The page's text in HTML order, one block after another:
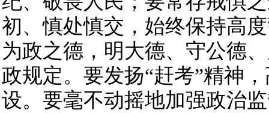
初、慎处慎交，始终保持高
为政之德，明大德、守公德
政规定。要发扬“赶考”精神
设。要毫不动摇地加强政治